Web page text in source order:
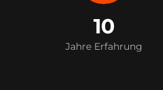
10
Jahre Erfahrung